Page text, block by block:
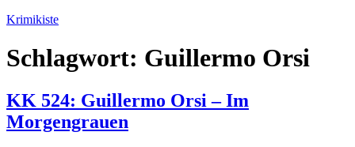
Zum
springen
Krimikiste
Schlagwort: Guillermo Orsi
KK 524: Guillermo Orsi – Im
Morgengrauen